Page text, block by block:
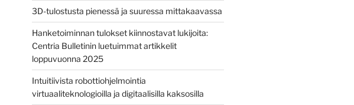
3D-tulostusta pienessä ja suuressa mittakaavassa
Hanketoiminnan tulokset kiinnostavat lukijoita:
Centria Bulletinin luetuimmat artikkelit
loppuvuonna 2025
Intuitiivista robottiohjelmointia
virtuaaliteknologioilla ja digitaalisilla kaksosilla